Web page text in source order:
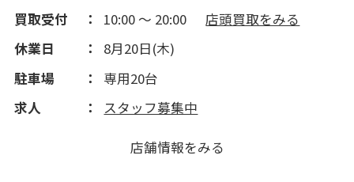
買取受付
10:00 ～ 20:00
店頭買取をみる
休業日
8月20日(木)
駐車場
専用20台
求人
スタッフ募集中
店舗情報をみる